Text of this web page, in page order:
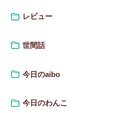
レビュー
世間話
今日のaibo
今日のわんこ